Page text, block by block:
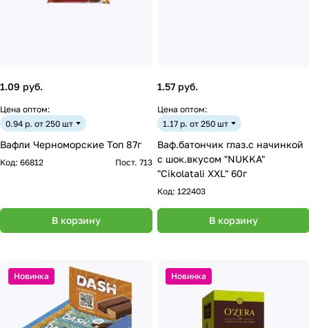
1.09 руб.
Цена оптом:
0.94 р. от 250 шт
Вафли Черноморские Топ 87г
Код: 66812 Пост. 713
В корзину
1.57 руб.
Цена оптом:
1.17 р. от 250 шт
Ваф.батончик глаз.с начинкой
с шок.вкусом "NUKKA"
"Cikolatali XXL" 60г
Код: 122403
В корзину
Новинка Новинка